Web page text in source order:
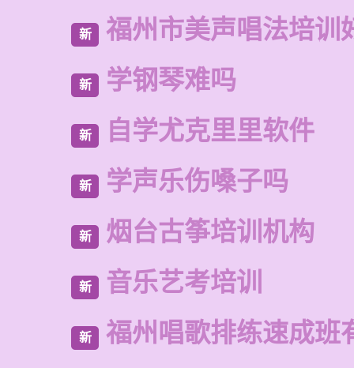
新 福州市美声唱法培训
新 学钢琴难吗
新 自学尤克里里软件
新 学声乐伤嗓子吗
新 烟台古筝培训机构
新 音乐艺考培训
新 福州唱歌排练速成班